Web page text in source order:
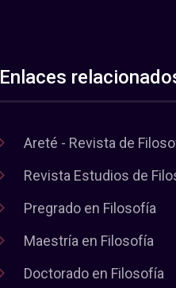
Enlaces
Areté - Revista de
Revista Estudios de
Pregrado en Filosofía
Maestría en Filosofía
Doctorado en Filosofía